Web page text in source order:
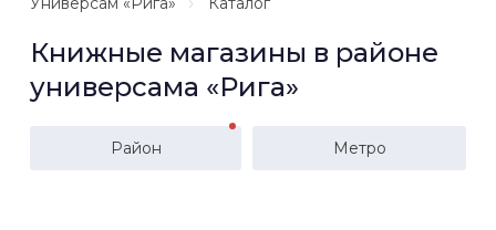
Книжные магазины в районе
универсама «Рига»
Район Метро